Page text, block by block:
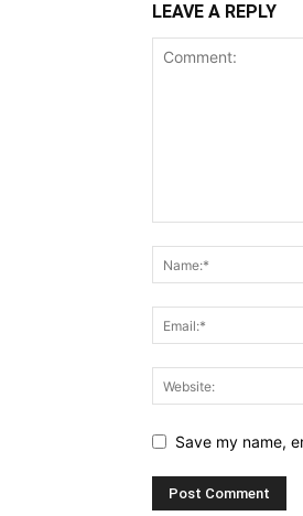
LEAVE A REPLY
Save my name,